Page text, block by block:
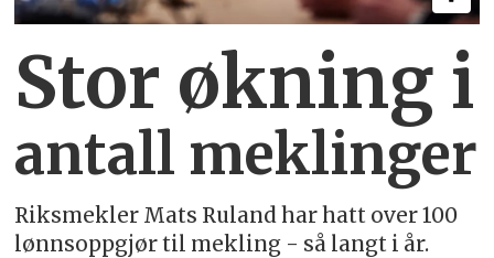
Stor økning i
antall meklinger
Riksmekler Mats Ruland har hatt over 100
lønnsoppgjør til mekling - så langt i år.